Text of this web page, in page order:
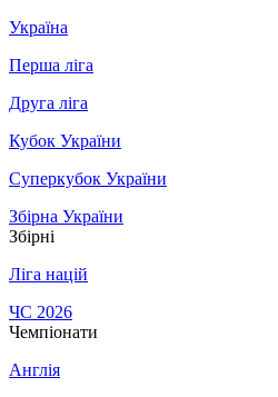
Україна
Перша ліга
Друга ліга
Кубок України
Суперкубок України
Збірна України
Збірні
Ліга націй
ЧС 2026
Чемпіонати
Англія